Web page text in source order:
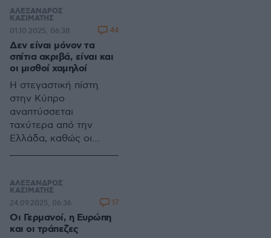
Το αυστηρό πλαίσιο
του νέου ΚΟΚ
αναδεικνύει το
πρόβλημα: χωρίς
συνεχή αστυνόμευση,
οι νόμοι μένουν κενό
γράμμα
ΑΛΕΞΑΝΔΡΟΣ
ΚΑΣΙΜΑΤΗΣ
Δεν είναι μόνον τα
σπίτια ακριβά, είναι και
οι μισθοί χαμηλοί
Η στεγαστική πίστη
στην Κύπρο
αναπτύσσεται
ταχύτερα από την
Ελλάδα, καθώς οι
ετησίως. Αντίθετα, τα
χαμηλότερα ελληνικά
εισοδήματα και τα
«κόκκινα» δάνεια
περιορίζουν τη
01.10.2025, 06:38 44
ΑΛΕΞΑΝΔΡΟΣ
ΚΑΣΙΜΑΤΗΣ
Οι Γερμανοί, η Ευρώπη
και οι τράπεζες
24.09.2025, 06:36 17